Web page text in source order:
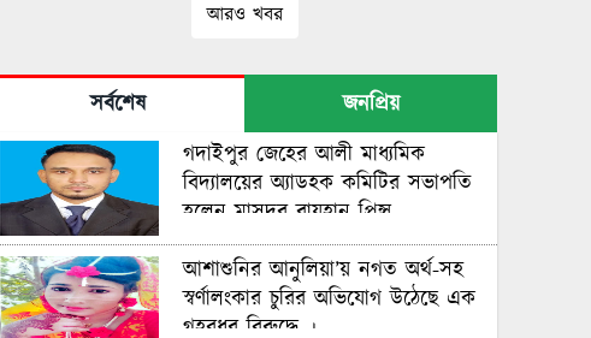
আরও খবর
সর্বশেষ
জনপ্রিয়
গদাইপুর জেহের আলী মাধ্যমিক
বিদ্যালয়ের অ্যাডহক কমিটির সভাপতি
হলেন মাসুদুর রায়হান প্রিন্স
আশাশুনির আনুলিয়া’য় নগত অর্থ-সহ
স্বর্ণালংকার চুরির অভিযোগ উঠেছে এক
গৃহবধূর বিরুদ্ধে ।